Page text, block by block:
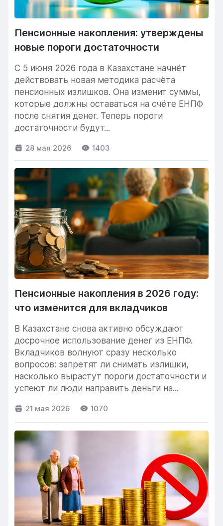
Пенсионные накопления: утверждены
новые пороги достаточности
С 5 июня 2026 года в Казахстане начнёт
действовать новая методика расчёта
пенсионных излишков. Она изменит суммы,
которые должны оставаться на счёте ЕНПФ
после снятия денег. Теперь пороги
достаточности будут...
28 мая 2026 1403
Пенсионные накопления в 2026 году:
что изменится для вкладчиков
В Казахстане снова активно обсуждают
досрочное использование денег из ЕНПФ.
Вкладчиков волнуют сразу несколько
вопросов: запретят ли снимать излишки,
насколько вырастут пороги достаточности и
успеют ли люди направить деньги на...
21 мая 2026 1070